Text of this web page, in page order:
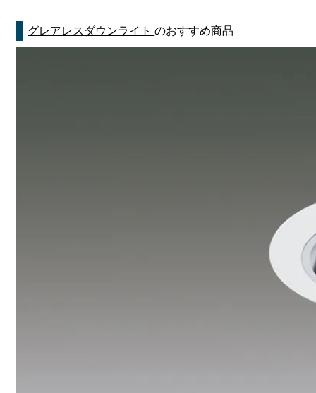
グレアレスダウンライトのおすすめ商品